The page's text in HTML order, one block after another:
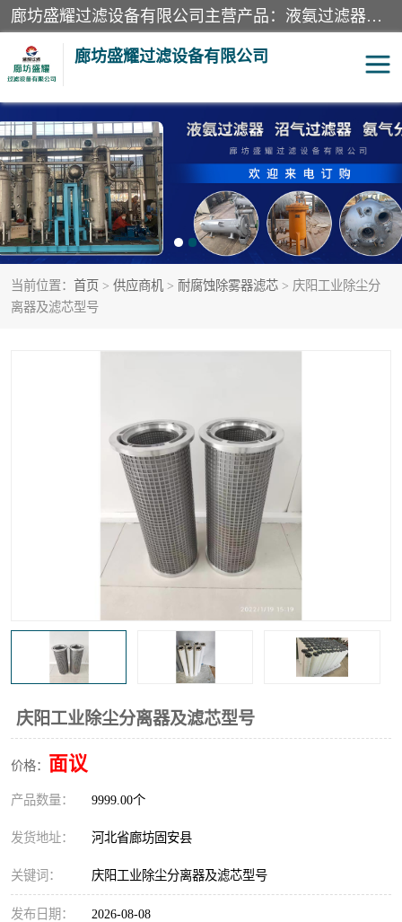
廊坊盛耀过滤设备有限公司主营产品：液氨过滤器、沼气过滤器、氨气分离器、二氧化碳过滤器、过滤器、液氨氨气过滤器、天然气过滤器、管道过滤器、*过滤器、液氨除油除水过滤器、氨气除油除水过滤器、焦炉煤气除焦油过滤器等。
廊坊盛耀过滤设备有限公司
当前位置： 首页 > 供应商机 > 耐腐蚀除雾器滤芯 > 庆阳工业除尘分
离器及滤芯型号
庆阳工业除尘分离器及滤芯型号
价格： 面议
产品数量： 9999.00个
发货地址： 河北省廊坊固安县
关键词： 庆阳工业除尘分离器及滤芯型号
发布日期： 2026-08-08
二氧化碳过滤器 过滤器
液氨氨气过滤器 沼气过滤器
天然气过滤器 管道过滤器
甲醇过滤器 液氨除油除水过滤器
替代进口过滤器
化工盐酸气聚结器 耐腐蚀除雾器滤芯